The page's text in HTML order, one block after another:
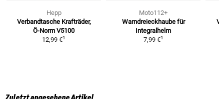
Hepp
Verbandtasche Krafträder,
Ö-Norm V5100
12,99 €1
Moto112+
Warndreieckhaube für
Integralhelm
7,99 €1